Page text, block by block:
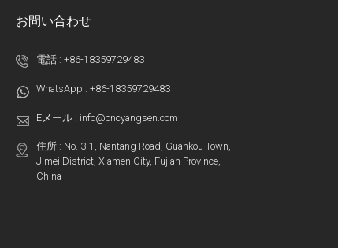
お問い合わせ
電話 :+86-18359729483
WhatsApp :+86-18359729483
Eメール : info@cncyangsen.com
住所 : No. 3-1, Nantang Road, Guankou Town,
Jimei District, Xiamen City, Fujian Province,
China